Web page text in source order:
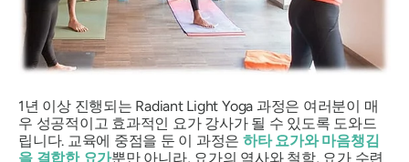
1년 이상 진행되는 Radiant Light Yoga 과정은 여러분이 매
우 성공적이고 효과적인 요가 강사가 될 수 있도록 도와드
립니다. 교육에 중점을 둔 이 과정은 하타 요가와 마음챙김
을 결합한 요가뿐만 아니라, 요가의 역사와 철학, 요가 수련